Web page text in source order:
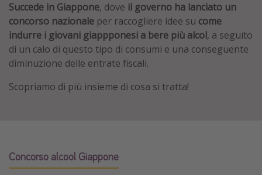
Tipo di vacanza
Vacanze last minute
Vacanze all inclusive
Vacanze estate 2026
Vacanze al mare
Succede in Giappone, dove il governo ha lanciato un
concorso nazionale per raccogliere idee su come
indurre i giovani giappponesi a bere più alcol, a seguito
di un calo di questo tipo di consumi e una conseguente
diminuzione delle entrate fiscali.
Scopriamo di più insieme di cosa si tratta!
Concorso alcool Giappone